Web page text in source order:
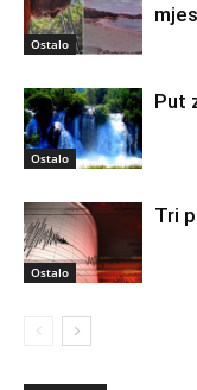
Ostalo
Ostalo
Put
Ostalo
Tri